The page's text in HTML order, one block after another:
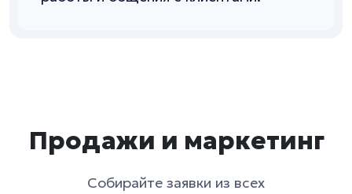
Продажи и маркетинг
Собирайте заявки из всех